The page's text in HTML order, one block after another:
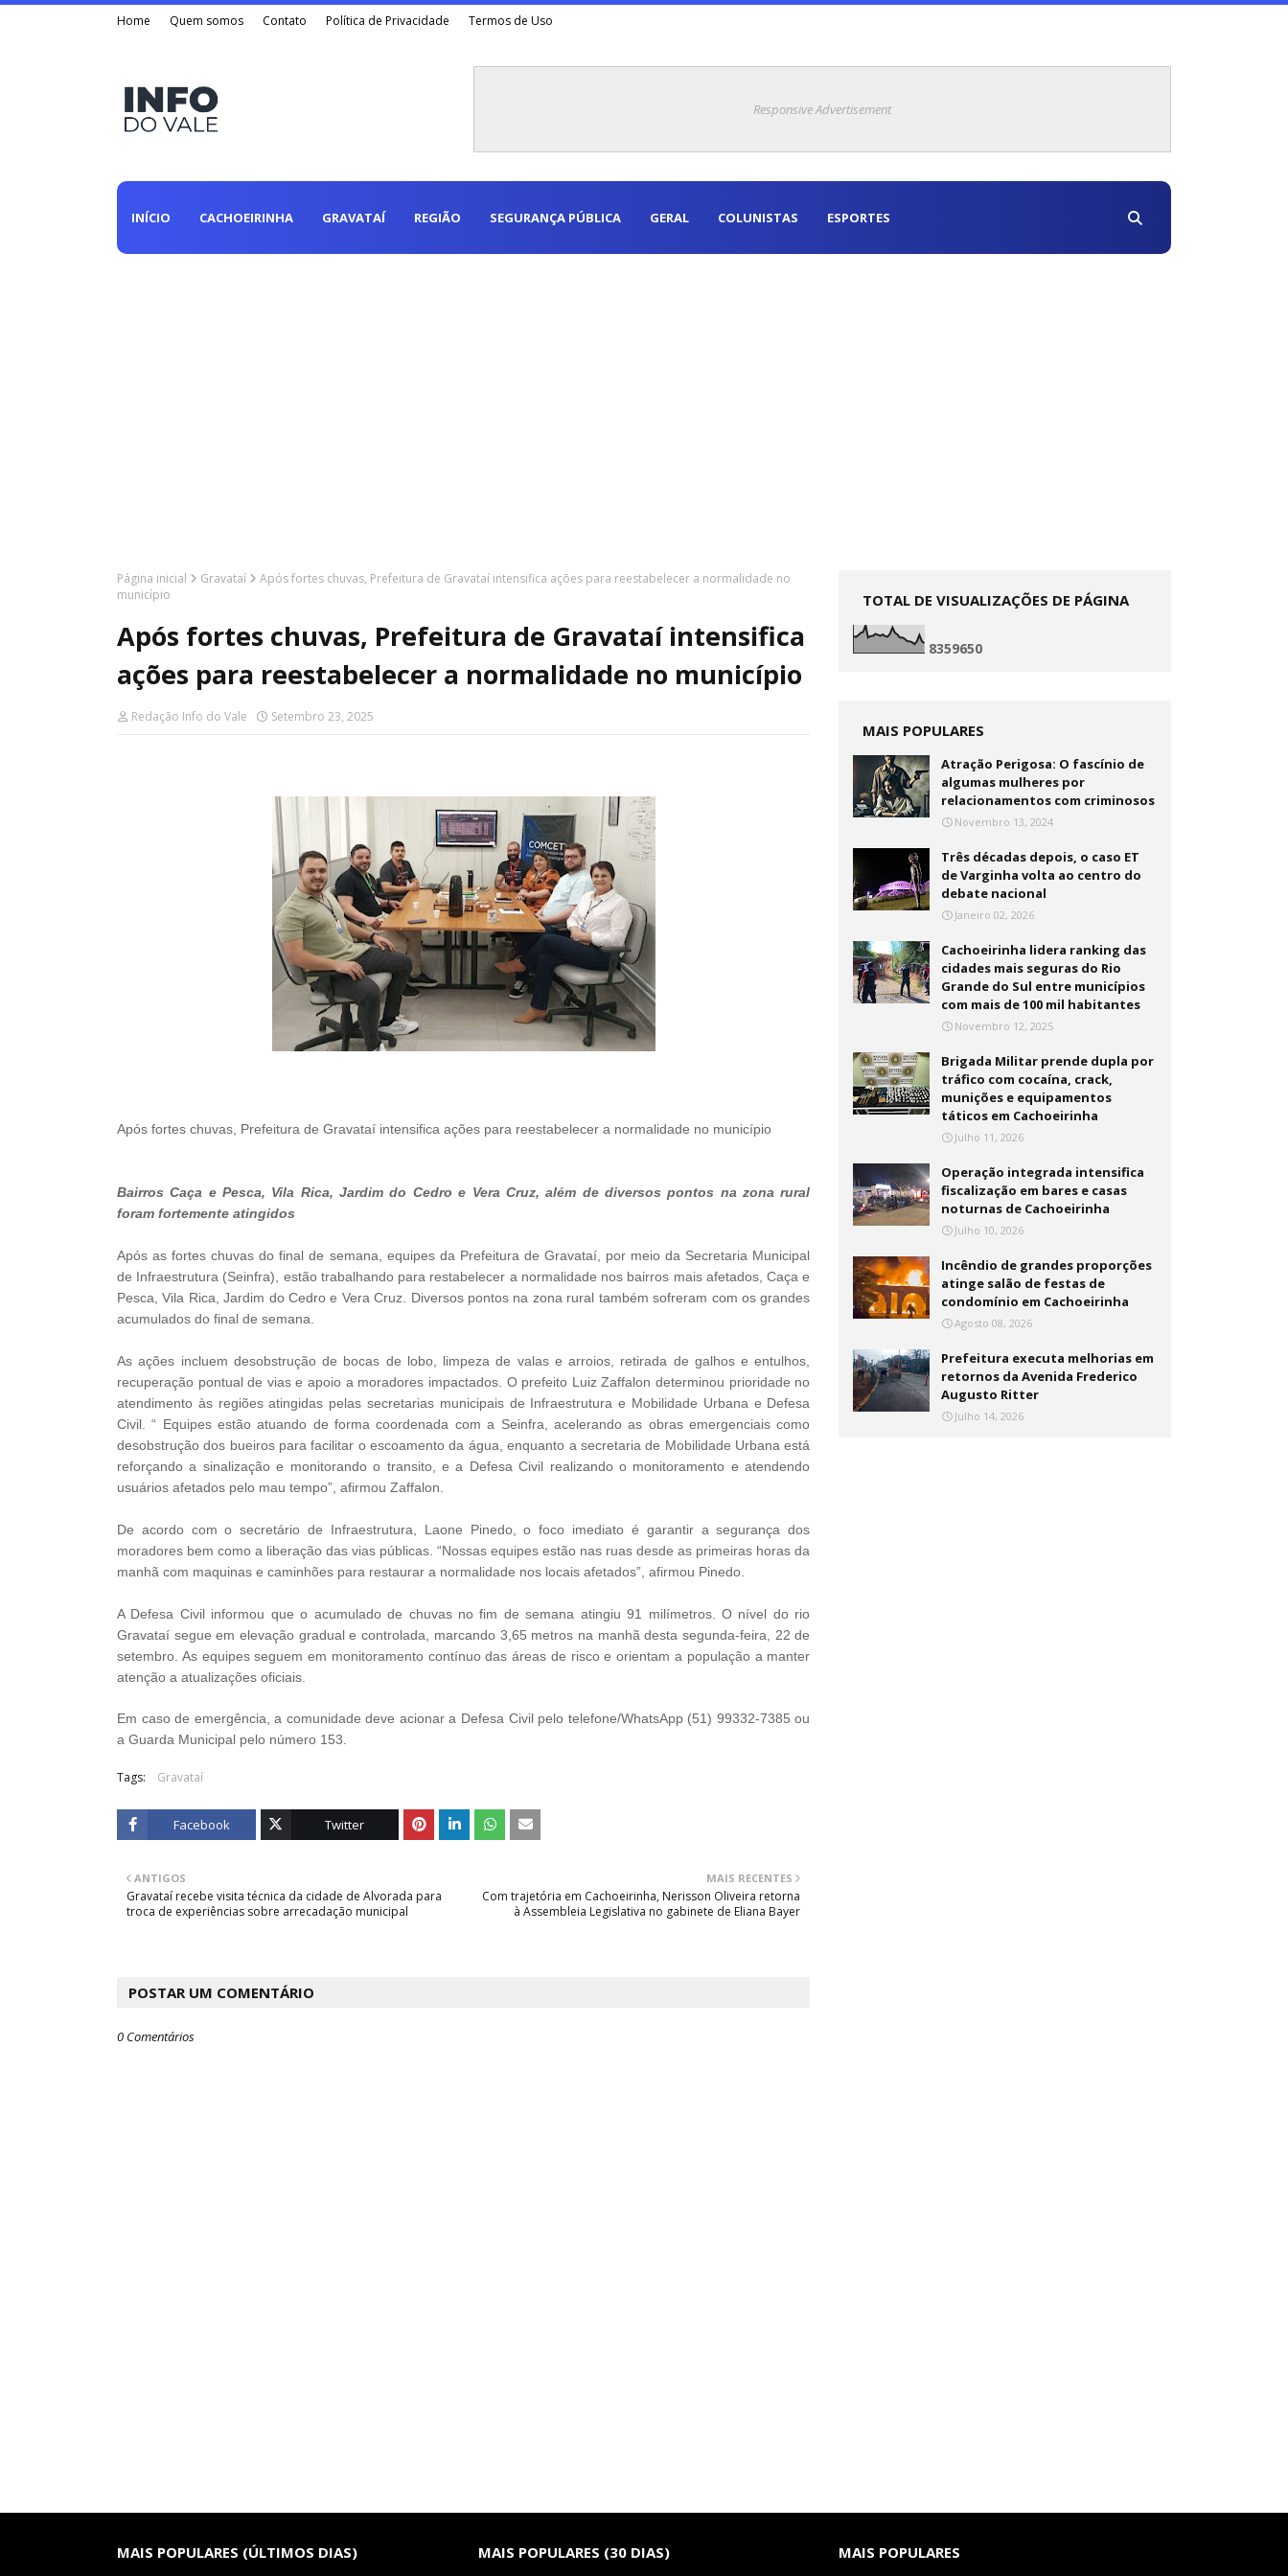
Home Quem somos Contato Política de Privacidade Termos de Uso
Responsive Advertisement
INÍCIO CACHOEIRINHA GRAVATAÍ REGIÃO SEGURANÇA PÚBLICA GERAL COLUNISTAS ESPORTES
Página inicial Gravataí
Após fortes chuvas, Prefeitura de Gravataí intensifica ações para reestabelecer a normalidade no
município
Após fortes chuvas, Prefeitura de Gravataí intensifica
ações para reestabelecer a normalidade no município
Redação Info do Vale Setembro 23, 2025
Após fortes chuvas, Prefeitura de Gravataí intensifica ações para reestabelecer a normalidade no município
Bairros Caça e Pesca, Vila Rica, Jardim do Cedro e Vera Cruz, além de diversos pontos na zona rural
foram fortemente atingidos
Após as fortes chuvas do final de semana, equipes da Prefeitura de Gravataí, por meio da Secretaria Municipal
de Infraestrutura (Seinfra), estão trabalhando para restabelecer a normalidade nos bairros mais afetados, Caça e
Pesca, Vila Rica, Jardim do Cedro e Vera Cruz. Diversos pontos na zona rural também sofreram com os grandes
acumulados do final de semana.
As ações incluem desobstrução de bocas de lobo, limpeza de valas e arroios, retirada de galhos e entulhos,
recuperação pontual de vias e apoio a moradores impactados. O prefeito Luiz Zaffalon determinou prioridade no
atendimento às regiões atingidas pelas secretarias municipais de Infraestrutura e Mobilidade Urbana e Defesa
Civil. “ Equipes estão atuando de forma coordenada com a Seinfra, acelerando as obras emergenciais como
desobstrução dos bueiros para facilitar o escoamento da água, enquanto a secretaria de Mobilidade Urbana está
reforçando a sinalização e monitorando o transito, e a Defesa Civil realizando o monitoramento e atendendo
usuários afetados pelo mau tempo”, afirmou Zaffalon.
De acordo com o secretário de Infraestrutura, Laone Pinedo, o foco imediato é garantir a segurança dos
moradores bem como a liberação das vias públicas. “Nossas equipes estão nas ruas desde as primeiras horas da
manhã com maquinas e caminhões para restaurar a normalidade nos locais afetados”, afirmou Pinedo.
A Defesa Civil informou que o acumulado de chuvas no fim de semana atingiu 91 milímetros. O nível do rio
Gravataí segue em elevação gradual e controlada, marcando 3,65 metros na manhã desta segunda-feira, 22 de
setembro. As equipes seguem em monitoramento contínuo das áreas de risco e orientam a população a manter
atenção a atualizações oficiais.
Em caso de emergência, a comunidade deve acionar a Defesa Civil pelo telefone/WhatsApp (51) 99332-7385 ou
a Guarda Municipal pelo número 153.
Tags: Gravataí
Facebook Twitter
MAIS RECENTES
Com trajetória em Cachoeirinha, Nerisson Oliveira retorna
à Assembleia Legislativa no gabinete de Eliana Bayer
ANTIGOS
Gravataí recebe visita técnica da cidade de Alvorada para
troca de experiências sobre arrecadação municipal
POSTAR UM COMENTÁRIO
0 Comentários
TOTAL DE VISUALIZAÇÕES DE PÁGINA
8359650
MAIS POPULARES
Atração Perigosa: O fascínio de
algumas mulheres por
relacionamentos com criminosos
Novembro 13, 2024
Três décadas depois, o caso ET
de Varginha volta ao centro do
debate nacional
Janeiro 02, 2026
Cachoeirinha lidera ranking das
cidades mais seguras do Rio
Grande do Sul entre municípios
com mais de 100 mil habitantes
Novembro 12, 2025
Brigada Militar prende dupla por
tráfico com cocaína, crack,
munições e equipamentos
táticos em Cachoeirinha
Julho 11, 2026
Operação integrada intensifica
fiscalização em bares e casas
noturnas de Cachoeirinha
Julho 10, 2026
Incêndio de grandes proporções
atinge salão de festas de
condomínio em Cachoeirinha
Agosto 08, 2026
Prefeitura executa melhorias em
retornos da Avenida Frederico
Augusto Ritter
Julho 14, 2026
MAIS POPULARES (ÚLTIMOS DIAS) MAIS POPULARES (30 DIAS) MAIS POPULARES